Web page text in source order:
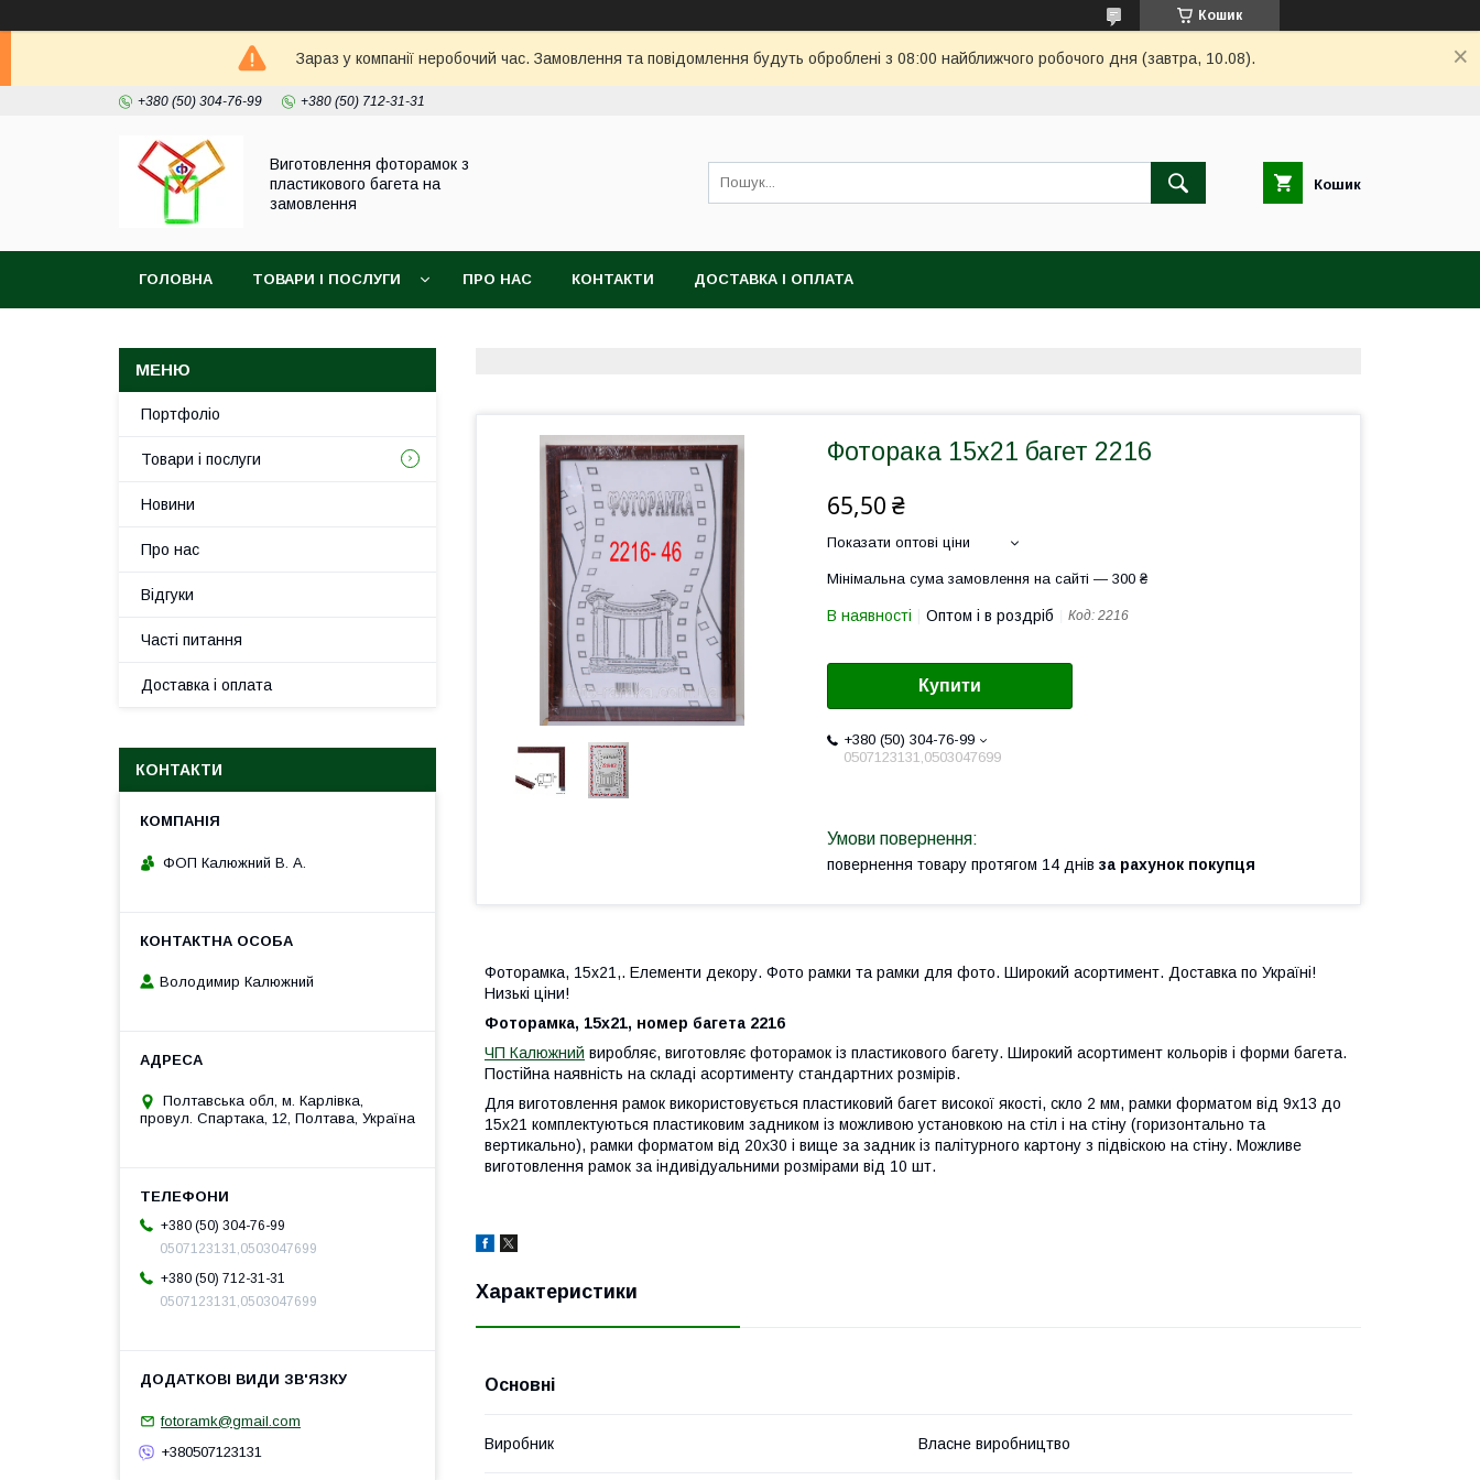
Кошик
Зараз у компанії неробочий час. Замовлення та повідомлення будуть оброблені з 08:00 найближчого робочого дня (завтра, 10.08).
+380 (50) 304-76-99 +380 (50) 712-31-31
Виготовлення фоторамок з
пластикового багета на
замовлення
Кошик
ГОЛОВНА ТОВАРИ І ПОСЛУГИ ПРО НАС КОНТАКТИ ДОСТАВКА І ОПЛАТА
Фоторака 15х21 багет 2216
65,50 ₴
Показати оптові ціни
Мінімальна сума замовлення на сайті — 300 ₴
В наявності Оптом і в роздріб Код: 2216
Купити
+380 (50) 304-76-99
0507123131,0503047699
повернення товару протягом 14 днів за рахунок покупця
Фоторамка, 15х21,. Елементи декору. Фото рамки та рамки для фото. Широкий асортимент. Доставка по Україні!
Низькі ціни!
Фоторамка, 15х21, номер багета 2216
ЧП Калюжний виробляє, виготовляє фоторамок із пластикового багету. Широкий асортимент кольорів і форми багета.
Постійна наявність на складі асортименту стандартних розмірів.
Для виготовлення рамок використовується пластиковий багет високої якості, скло 2 мм, рамки форматом від 9х13 до
15х21 комплектуються пластиковим задником із можливою установкою на стіл і на стіну (горизонтально та
вертикально), рамки форматом від 20х30 і вище за задник із палітурного картону з підвіскою на стіну. Можливе
виготовлення рамок за індивідуальними розмірами від 10 шт.
Характеристики
Основні
Виробник Власне виробництво
Портфоліо
Товари і послуги
Новини
Про нас
Відгуки
Часті питання
Доставка і оплата
КОНТАКТИ
ФОП Калюжний В. А.
Володимир Калюжний
Полтавська обл, м. Карлівка,
провул. Спартака, 12, Полтава, Україна
+380 (50) 304-76-99
0507123131,0503047699
+380 (50) 712-31-31
0507123131,0503047699
fotoramk@gmail.com
+380507123131